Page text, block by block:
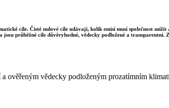
cíle. Čisté nulové cíle udávají, kolik emisí musí společnost
průběžné cíle důvěryhodné, vědecky podložené a
ověřeným vědecky podloženým prozatímním